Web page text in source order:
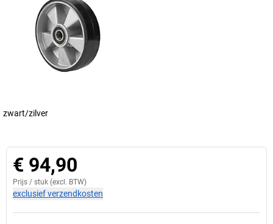
zwart/zilver
€ 94,90
Prijs / stuk (excl. BTW)
exclusief verzendkosten